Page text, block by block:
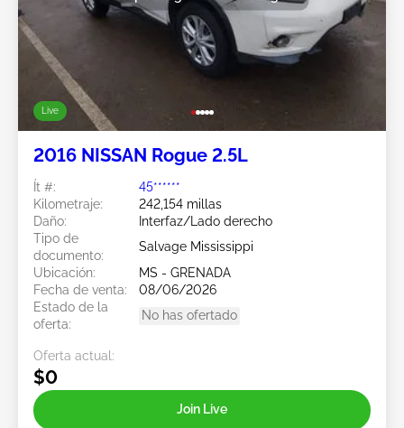
Live
2016 NISSAN Rogue 2.5L
Ít #:
45******
Kilometraje:
242,154 millas
Daño:
Interfaz/Lado derecho
Tipo de
documento:
Salvage Mississippi
Ubicación:
MS - GRENADA
Fecha de venta:
08/06/2026
Estado de la
oferta:
No has ofertado
Oferta actual:
$0
Join Live